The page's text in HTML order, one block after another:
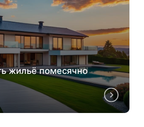
жильё помесячно